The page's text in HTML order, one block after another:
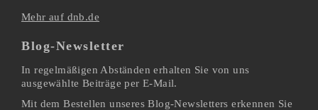
Mehr auf dnb.de
Blog-Newsletter
In regelmäßigen Abständen erhalten Sie von uns
ausgewählte Beiträge per E-Mail.
Mit dem Bestellen unseres Blog-Newsletters erkennen Sie